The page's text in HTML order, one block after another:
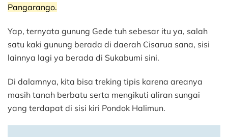
Pangarango.
Yap, ternyata gunung Gede tuh sebesar itu ya, salah
satu kaki gunung berada di daerah Cisarua sana, sisi
lainnya lagi ya berada di Sukabumi sini.
Di dalamnya, kita bisa treking tipis karena areanya
masih tanah berbatu serta mengikuti aliran sungai
yang terdapat di sisi kiri Pondok Halimun.